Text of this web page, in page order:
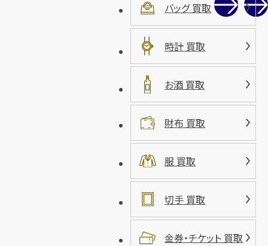
バッグ 買取
時計 買取
お酒 買取
財布 買取
服 買取
切手 買取
金券・チケット 買取